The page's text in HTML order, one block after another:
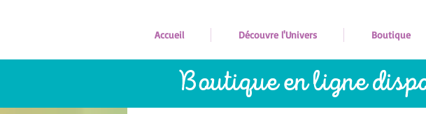
Accueil Découvre l'Univers Boutique
Boutique en ligne